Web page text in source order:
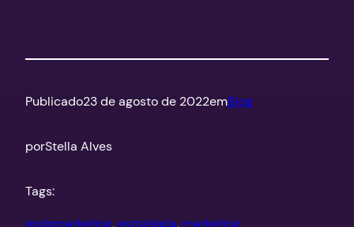
Publicado23 de agosto de 2022emBlog
porStella Alves
Tags: